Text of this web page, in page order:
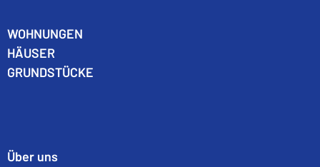
WOHNUNGEN
HÄUSER
GRUNDSTÜCKE
Über uns